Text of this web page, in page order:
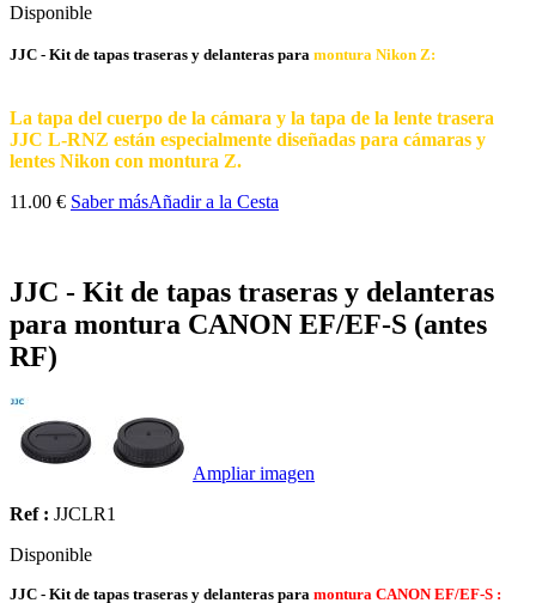
Disponible
JJC - Kit de tapas traseras y delanteras para montura Nikon Z:
La tapa del cuerpo de la cámara y la tapa de la lente trasera
JJC L-RNZ están especialmente diseñadas para cámaras y
lentes Nikon con montura Z.
11.00 € Saber másAñadir a la Cesta
JJC - Kit de tapas traseras y delanteras
para montura CANON EF/EF-S (antes
RF)
Ampliar imagen
Ref : JJCLR1
Disponible
JJC - Kit de tapas traseras y delanteras para montura CANON EF/EF-S :